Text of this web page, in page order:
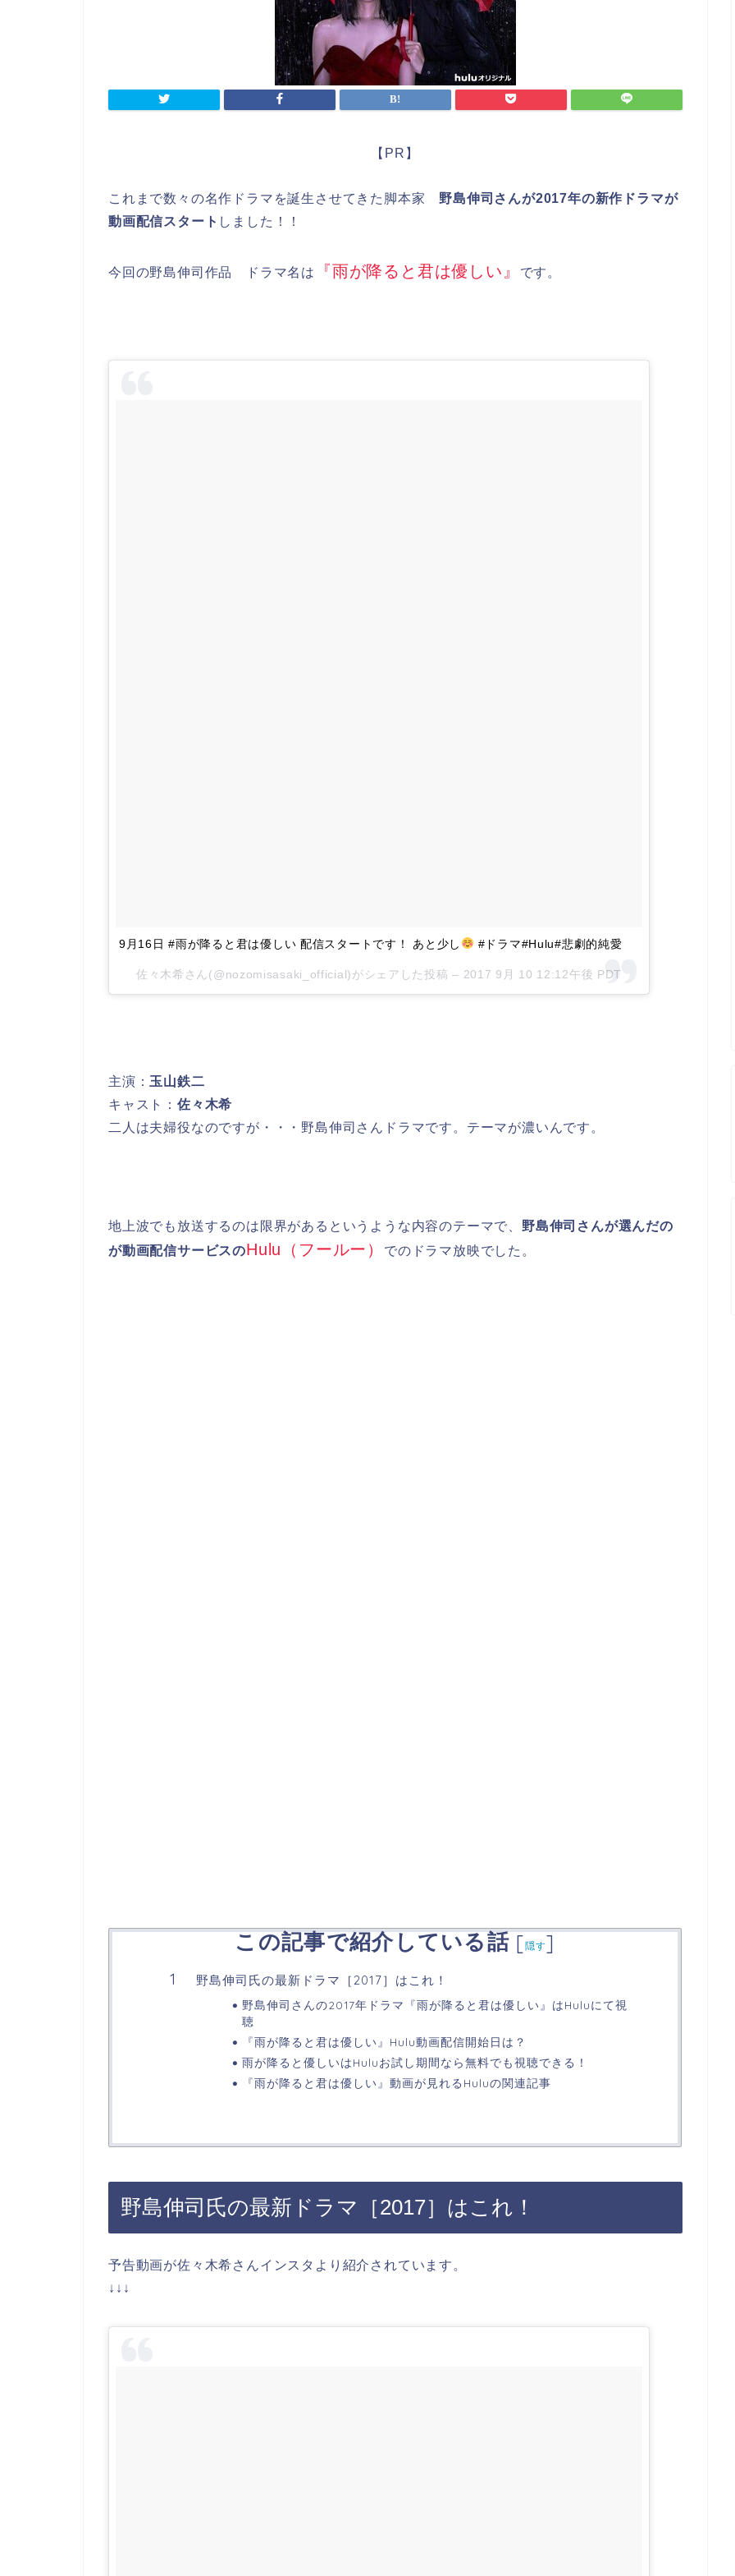
【PR】
これまで数々の名作ドラマを誕生させてきた脚本家 野島伸司さんが2017年の新作ドラマが
動画配信スタート しました！！
今回の野島伸司作品 ドラマ名は 『雨が降ると君は優しい』 です。
9月16日 #雨が降ると君は優しい 配信スタートです！ あと少し #ドラマ#Hulu#悲劇的純愛
佐々木希さん(@nozomisasaki_official)がシェアした投稿 – 2017 9月 10 12:12午後 PDT
主演： 玉山鉄二
キャスト： 佐々木希
二人は夫婦役なのですが・・・野島伸司さんドラマです。テーマが濃いんです。
地上波でも放送するのは限界があるというような内容のテーマで、 野島伸司さんが選んだの
が動画配信サービスのHulu（フールー） でのドラマ放映でした。
この記事で紹介している話 [隠す]
野島伸司氏の最新ドラマ［2017］はこれ！
野島伸司さんの2017年ドラマ『雨が降ると君は優しい』はHuluにて視
聴
『雨が降ると君は優しい』Hulu動画配信開始日は？
雨が降ると優しいはHuluお試し期間なら無料でも視聴できる！
『雨が降ると君は優しい』動画が見れるHuluの関連記事
野島伸司氏の最新ドラマ［2017］はこれ！
予告動画が佐々木希さんインスタより紹介されています。
↓↓↓